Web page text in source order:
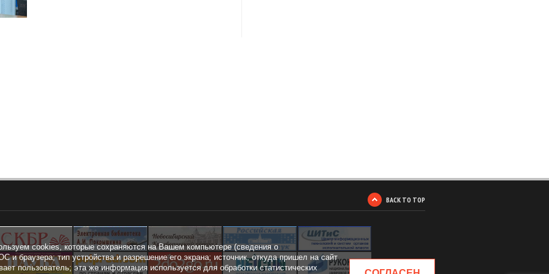
BACK TO TOP
cookies, которые сохраняются на Вашем компьютере (сведения о
и браузера; тип устройства и разрешение его экрана; источник, откуда пришел на сайт
пользователь; эта же информация используется для обработки статистических